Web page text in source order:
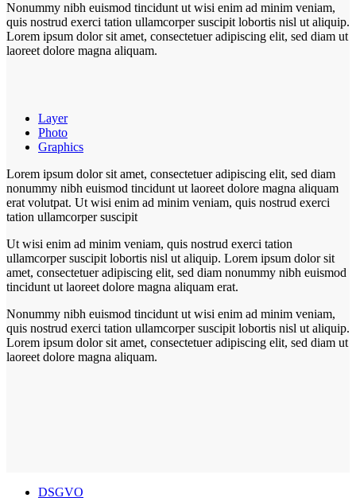
Nonummy nibh euismod tincidunt ut wisi enim ad minim veniam,
quis nostrud exerci tation ullamcorper suscipit lobortis nisl ut aliquip.
Lorem ipsum dolor sit amet, consectetuer adipiscing elit, sed diam ut
laoreet dolore magna aliquam.
Layer
Photo
Graphics
Lorem ipsum dolor sit amet, consectetuer adipiscing elit, sed diam
nonummy nibh euismod tincidunt ut laoreet dolore magna aliquam
erat volutpat. Ut wisi enim ad minim veniam, quis nostrud exerci
tation ullamcorper suscipit
Ut wisi enim ad minim veniam, quis nostrud exerci tation
ullamcorper suscipit lobortis nisl ut aliquip. Lorem ipsum dolor sit
amet, consectetuer adipiscing elit, sed diam nonummy nibh euismod
tincidunt ut laoreet dolore magna aliquam erat.
Nonummy nibh euismod tincidunt ut wisi enim ad minim veniam,
quis nostrud exerci tation ullamcorper suscipit lobortis nisl ut aliquip.
Lorem ipsum dolor sit amet, consectetuer adipiscing elit, sed diam ut
laoreet dolore magna aliquam.
DSGVO